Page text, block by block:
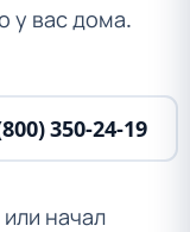
у вас дома.
350-24-19
начал